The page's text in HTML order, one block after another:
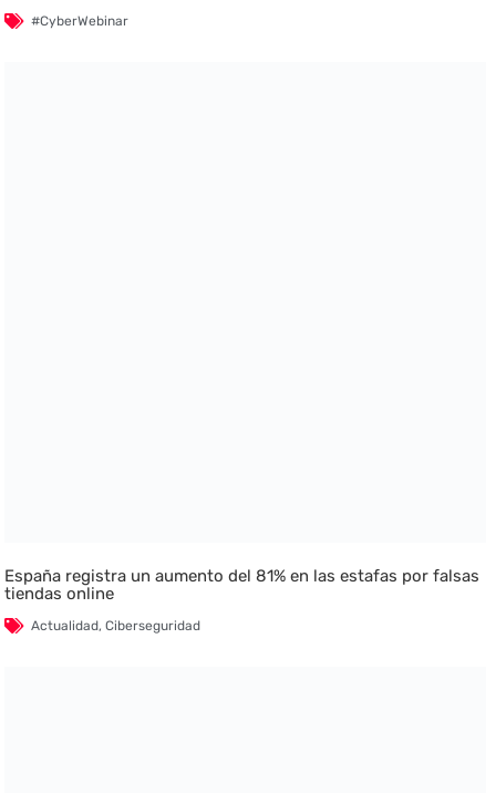
#CyberWebinar
España registra un aumento del 81% en las estafas por falsas
tiendas online
Actualidad,Ciberseguridad